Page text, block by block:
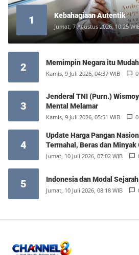
1 Kebahagiaan Autentik
Jumat, 7 Agustus 2026, 10:25
2 Memimpin Negara itu Mudah
Kamis, 9 Juli 2026, 04:37 WIB 0
3
Jenderal TNI (Purn.)
Mental Melamar
Kamis, 9 Juli 2026, 05:51 WIB 0
4
Update Harga Pangan
Termahal, Beras dan Minyak
Jumat, 10 Juli 2026, 07:02 WIB
5 Indonesia dan Modal
Jumat, 10 Juli 2026, 08:18 WIB